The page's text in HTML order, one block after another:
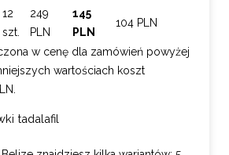
12
szt.
249
PLN
145
PLN
104 PLN
w cenę dla zamówień powyżej
wartościach koszt
tadalafil